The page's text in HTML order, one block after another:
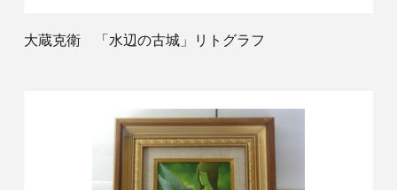
大蔵克衛 「水辺の古城」リトグラフ